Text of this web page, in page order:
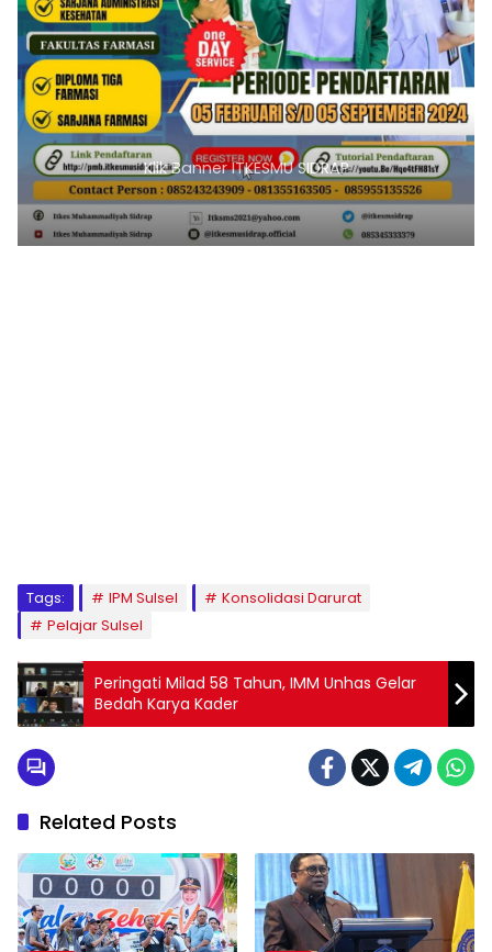
Klik Banner ITKESMU SIDRAP
Tags: IPM Sulsel
Konsolidasi Darurat
Pelajar Sulsel
Peringati Milad 58 Tahun, IMM Unhas Gelar
Bedah Karya Kader
Related Posts